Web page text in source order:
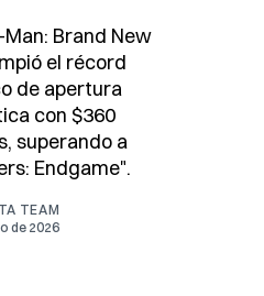
Brand New
el récord
de apertura
con $360
superando a
Endgame".
TEAM
de 2026